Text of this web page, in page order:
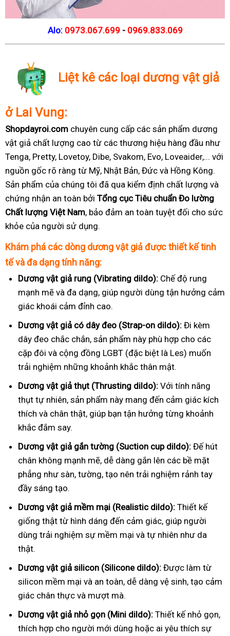
Alo: 0973.067.699 - 0969.833.069
Liệt kê các loại dương vật giả
ở Lai Vung:
Shopdayroi.com chuyên cung cấp các sản phẩm dương
vật giả chất lượng cao từ các thương hiệu hàng đầu như
Tenga, Pretty, Lovetoy, Dibe, Svakom, Evo, Loveaider,... với
nguồn gốc rõ ràng từ Mỹ, Nhật Bản, Đức và Hồng Kông.
Sản phẩm của chúng tôi đã qua kiểm định chất lượng và
chứng nhận an toàn bởi Tổng cục Tiêu chuẩn Đo lường
Chất lượng Việt Nam, bảo đảm an toàn tuyệt đối cho sức
khỏe của người sử dụng.
Khám phá các dòng dương vật giả được thiết kế tinh
tế và đa dạng tính năng:
Dương vật giả rung (Vibrating dildo): Chế độ rung
mạnh mẽ và đa dạng, giúp người dùng tận hưởng cảm
giác khoái cảm đỉnh cao.
Dương vật giả có dây đeo (Strap-on dildo): Đi kèm
dây đeo chắc chắn, sản phẩm này phù hợp cho các
cặp đôi và cộng đồng LGBT (đặc biệt là Les) muốn
trải nghiệm những khoảnh khắc thân mật.
Dương vật giả thụt (Thrusting dildo): Với tính năng
thụt tự nhiên, sản phẩm này mang đến cảm giác kích
thích và chân thật, giúp bạn tận hưởng từng khoảnh
khắc đắm say.
Dương vật giả gắn tường (Suction cup dildo): Đế hút
chân không mạnh mẽ, dễ dàng gắn lên các bề mặt
phẳng như sàn, tường, tạo nên trải nghiệm rảnh tay
đầy sáng tạo.
Dương vật giả mềm mại (Realistic dildo): Thiết kế
giống thật từ hình dáng đến cảm giác, giúp người
dùng trải nghiệm sự mềm mại và tự nhiên như da
thật.
Dương vật giả silicon (Silicone dildo): Được làm từ
silicon mềm mại và an toàn, dễ dàng vệ sinh, tạo cảm
giác chân thực và mượt mà.
Dương vật giả nhỏ gọn (Mini dildo): Thiết kế nhỏ gọn,
thích hợp cho người mới dùng hoặc ai yêu thích sự